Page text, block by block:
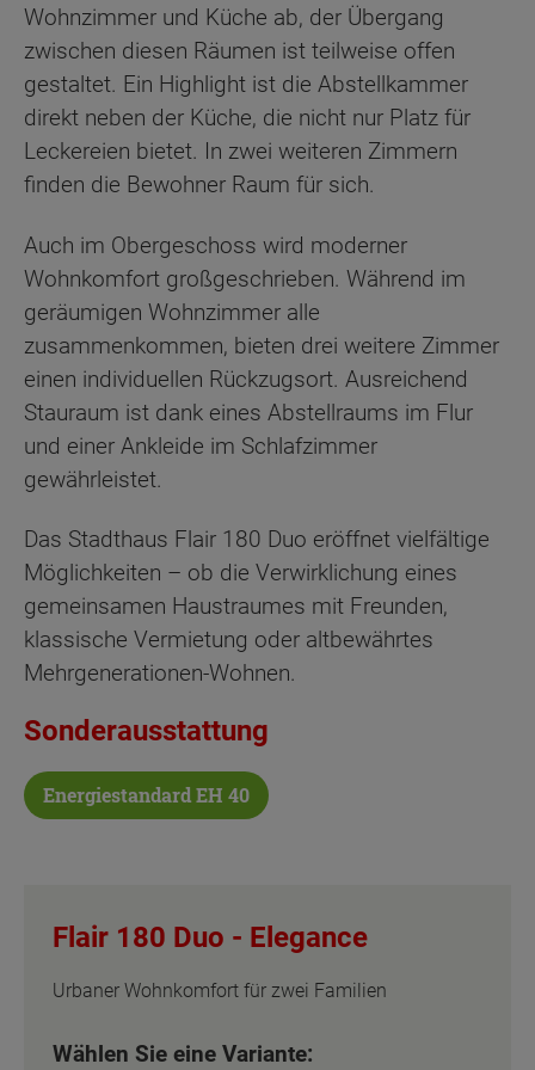
Wohnzimmer und Küche ab, der Übergang
zwischen diesen Räumen ist teilweise offen
gestaltet. Ein Highlight ist die Abstellkammer
direkt neben der Küche, die nicht nur Platz für
Leckereien bietet. In zwei weiteren Zimmern
finden die Bewohner Raum für sich.
Auch im Obergeschoss wird moderner
Wohnkomfort großgeschrieben. Während im
geräumigen Wohnzimmer alle
zusammenkommen, bieten drei weitere Zimmer
einen individuellen Rückzugsort. Ausreichend
Stauraum ist dank eines Abstellraums im Flur
und einer Ankleide im Schlafzimmer
gewährleistet.
Das Stadthaus Flair 180 Duo eröffnet vielfältige
Möglichkeiten – ob die Verwirklichung eines
gemeinsamen Haustraumes mit Freunden,
klassische Vermietung oder altbewährtes
Mehrgenerationen-Wohnen.
Sonderausstattung
Energiestandard EH 40
Flair 180 Duo - Elegance
Urbaner Wohnkomfort für zwei Familien
Wählen Sie eine Variante: